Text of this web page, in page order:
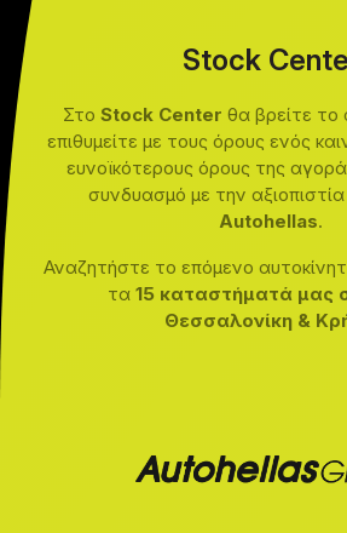
Stock
Στο Stock Center θα βρείτε το
επιθυμείτε με τους όρους ενός
ευνοϊκότερους όρους της
συνδυασμό με την
Autohellas.
Αναζητήστε το επόμενο
τα 15 καταστήματά μας
Θεσσαλονίκη &